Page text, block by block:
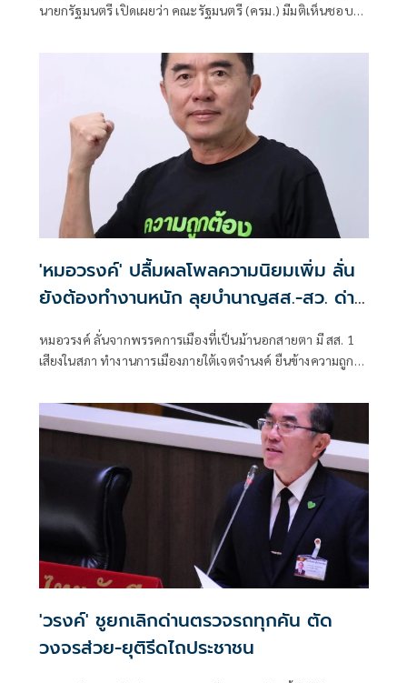
นายกรัฐมนตรี เปิดเผยว่า คณะรัฐมนตรี (ครม.) มีมติเห็นชอบ
จังหวัดอุดรธานี เขตเลือกตั้งที่ 3 แทนตำแหน่งที่ว่าง พ.ศ. ....
ด้วยสมาชิกภาพสมาชิกสภาผู้แทนราษฎรจังหวัดอุดรธานี
'หมอวรงค์' ปลื้มผลโพลความนิยมเพิ่ม ลั่น
ยังต้องทำงานหนัก ลุยบำนาญสส.-สว. ด่าน
หมอวรงค์ ลั่นจากพรรคการเมืองที่เป็นม้านอกสายตา มี สส. 1
เสียงในสภา ทำงานการเมืองภายใต้เจตจำนงค์ ยืนข้างความถูก
'วรงค์' ชูยกเลิกด่านตรวจรถทุกคัน ตัด
วงจรส่วย-ยุติรีดไถประชาชน